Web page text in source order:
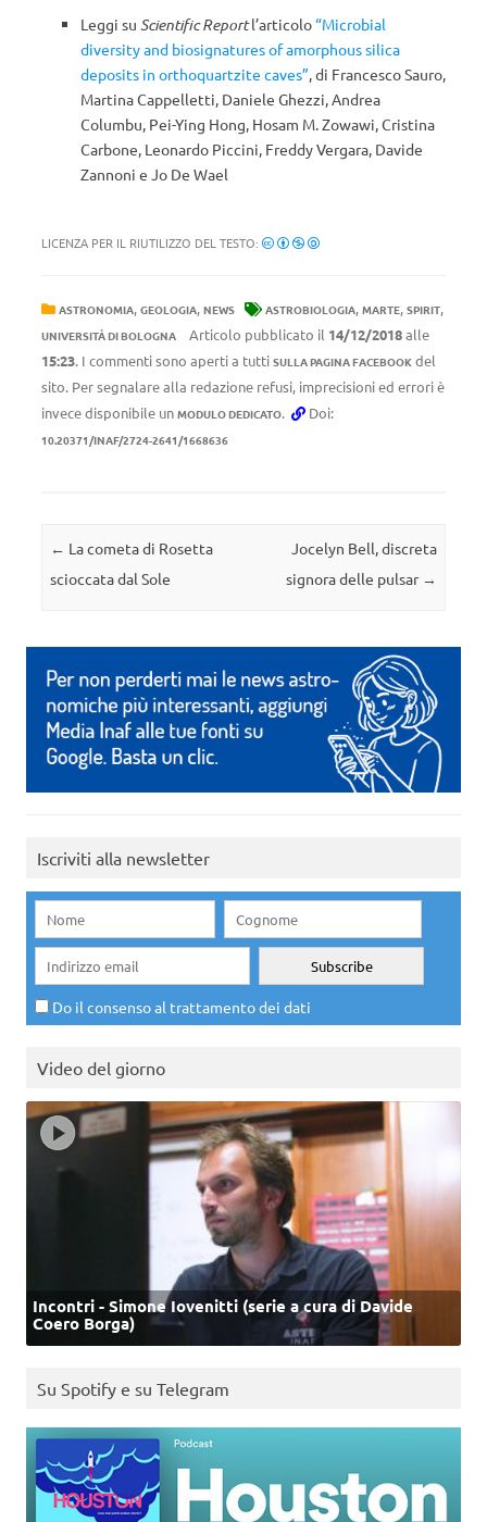
Leggi su Scientific Reportl’articolo“Microbial
diversity and biosignatures of amorphous silica
deposits in orthoquartzite caves”, di Francesco Sauro,
Martina Cappelletti, Daniele Ghezzi, Andrea
Columbu, Pei-Ying Hong, Hosam M. Zowawi, Cristina
Carbone, Leonardo Piccini, Freddy Vergara, Davide
Zannoni e Jo De Wael
LICENZA PER IL RIUTILIZZO DEL TESTO:
ASTRONOMIA, GEOLOGIA, NEWS ASTROBIOLOGIA, MARTE, SPIRIT,
UNIVERSITÀ DI BOLOGNA Articolo pubblicato il 14/12/2018alle
15:23. I commenti sono aperti a tutti SULLA PAGINA FACEBOOK del
sito. Per segnalare alla redazione refusi, imprecisioni ed errori è
invece disponibile un MODULO DEDICATO. Doi:
10.20371/INAF/2724-2641/1668636
Navigazione articolo
← La cometa di Rosetta
scioccata dal Sole
Jocelyn Bell, discreta
signora delle pulsar →
Iscriviti alla newsletter
Do il consenso al trattamento dei dati
Video del giorno
Incontri - Simone Iovenitti (serie a cura di Davide
Coero Borga)
Su Spotify e su Telegram